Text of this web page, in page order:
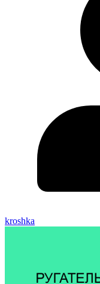
kroshka